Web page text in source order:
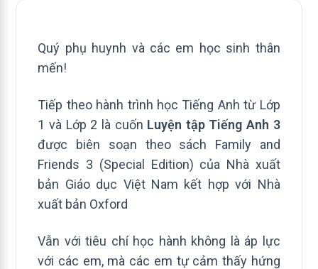
Quý phụ huynh và các em học sinh thân
mến!
Tiếp theo hành trình học Tiếng Anh từ Lớp
1 và Lớp 2 là cuốn Luyện tập Tiếng Anh 3
được biên soạn theo sách Family and
Friends 3 (Special Edition) của Nhà xuất
bản Giáo dục Việt Nam kết hợp với Nhà
xuất bản Oxford
Vẫn với tiêu chí học hành không là áp lực
với các em, mà các em tự cảm thấy hứng